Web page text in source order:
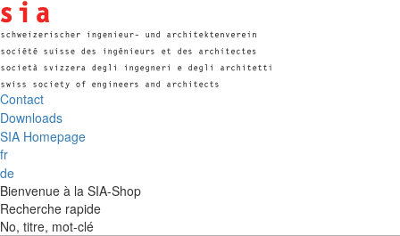
Contact
Downloads
SIA Homepage
fr
de
Bienvenue à la SIA-Shop
Recherche rapide
No, titre, mot-clé